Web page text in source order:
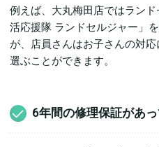
例えば、大丸梅田店ではラン
活応援隊 ランドセルジャー」
が、店員さんはお子さんの対
選ぶことができます。
6年間の修理保証があ